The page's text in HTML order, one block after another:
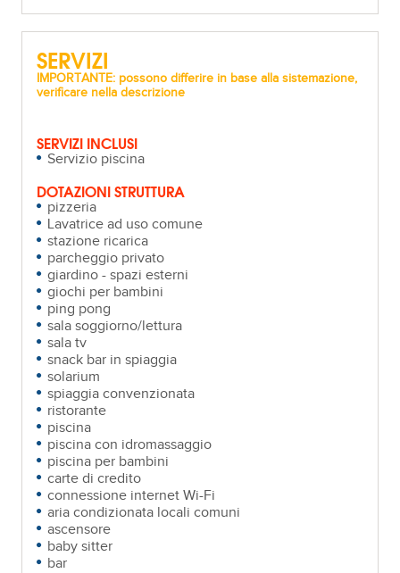
SERVIZI
IMPORTANTE: possono differire in base alla sistemazione,
verificare nella descrizione
SERVIZI INCLUSI
Servizio piscina
DOTAZIONI STRUTTURA
pizzeria
Lavatrice ad uso comune
stazione ricarica
parcheggio privato
giardino - spazi esterni
giochi per bambini
ping pong
sala soggiorno/lettura
sala tv
snack bar in spiaggia
solarium
spiaggia convenzionata
ristorante
piscina
piscina con idromassaggio
piscina per bambini
carte di credito
connessione internet Wi-Fi
aria condizionata locali comuni
ascensore
baby sitter
bar